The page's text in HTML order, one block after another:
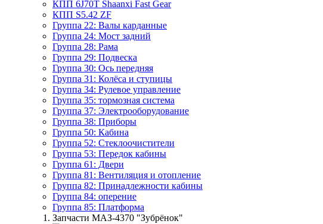
КПП 6J70T Shaanxi Fast Gear
КПП S5.42 ZF
Группа 22: Валы карданные
Группа 24: Мост задний
Группа 28: Рама
Группа 29: Подвеска
Группа 30: Ось передняя
Группа 31: Колёса и ступицы
Группа 34: Рулевое управление
Группа 35: тормозная система
Группа 37: Электрооборудование
Группа 38: Приборы
Группа 50: Кабина
Группа 52: Стеклоочистители
Группа 53: Передок кабины
Группа 61: Двери
Группа 81: Вентиляция и отопление
Группа 82: Принадлежности кабины
Группа 84: оперение
Группа 85: Платформа
Запчасти МАЗ-4370 "Зубрёнок"